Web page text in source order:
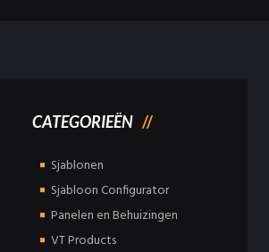
CATEGORIEËN
Sjablonen
Sjabloon Configurator
Panelen en Behuizingen
VT Products